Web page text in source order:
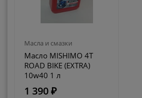
Масла и смазки
Масло MISHIMO 4T
ROAD BIKE (EXTRA)
10w40 1 л
1 390 ₽